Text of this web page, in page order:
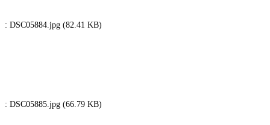
: DSC05884.jpg (82.41 KB)
: DSC05885.jpg (66.79 KB)